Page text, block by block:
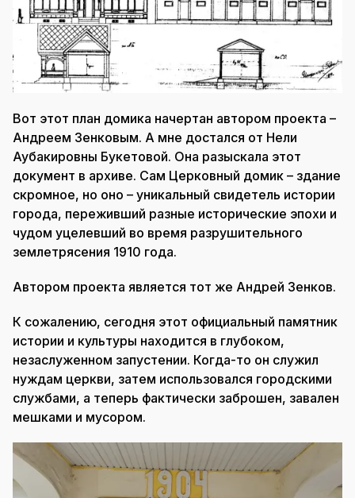
Вот этот план домика начертан автором проекта –
Андреем Зенковым. А мне достался от Нели
Аубакировны Букетовой. Она разыскала этот
документ в архиве. Сам Церковный домик – здание
скромное, но оно – уникальный свидетель истории
города, переживший разные исторические эпохи и
чудом уцелевший во время разрушительного
землетрясения 1910 года.
Автором проекта является тот же Андрей Зенков.
К сожалению, сегодня этот официальный памятник
истории и культуры находится в глубоком,
незаслуженном запустении. Когда-то он служил
нуждам церкви, затем использовался городскими
службами, а теперь фактически заброшен, завален
мешками и мусором.